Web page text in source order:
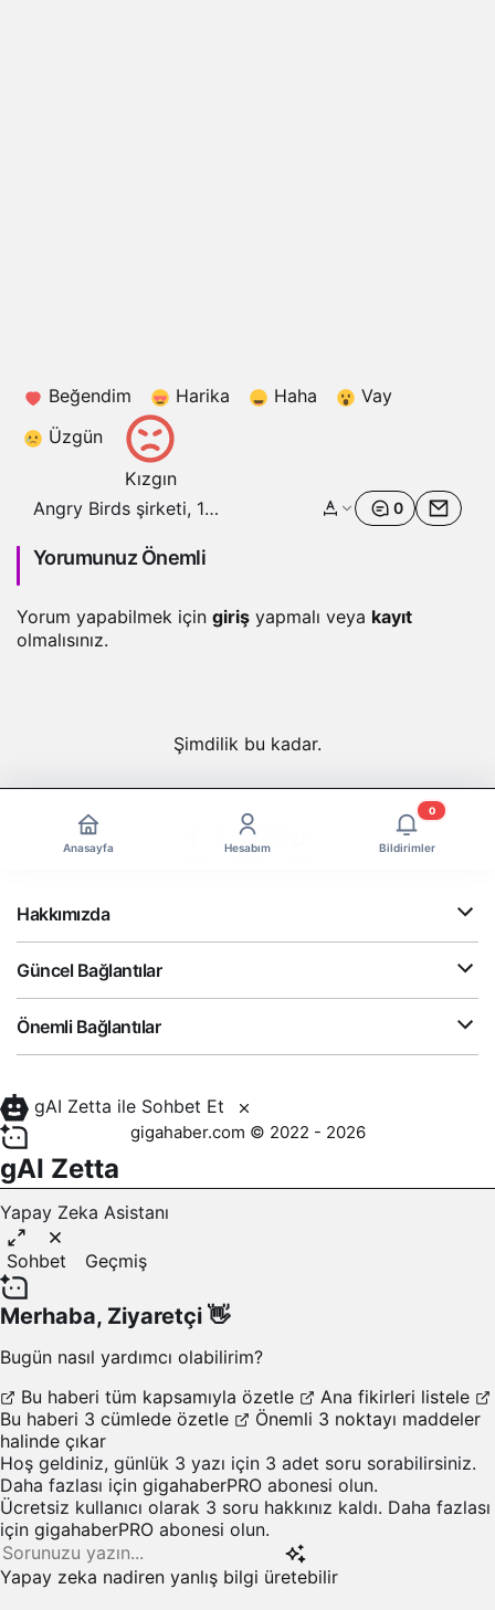
Beğendim Harika Haha
Vay
Üzgün
Kızgın
Angry Birds şirketi, 1
satılmak üzere
0
Yorumunuz Önemli
Yorum yapabilmek için giriş yapmalı veya kayıt
olmalısınız.
Şimdilik bu kadar.
Anasayfa Hesabım Bildirimler
0
Hakkımızda
Güncel Bağlantılar
Önemli Bağlantılar
gigahaber.com © 2022 - 2026
gAI Zetta ile Sohbet Et
gAI Zetta
Yapay Zeka Asistanı
Sohbet Geçmiş
Merhaba, Ziyaretçi 👋
Bugün nasıl yardımcı olabilirim?
Bu haberi tüm kapsamıyla özetle
Ana fikirleri listele
Bu haberi 3 cümlede özetle
Önemli 3 noktayı maddeler
halinde çıkar
Hoş geldiniz, günlük 3 yazı için 3 adet soru sorabilirsiniz.
Daha fazlası için gigahaberPRO abonesi olun.
Ücretsiz kullanıcı olarak 3 soru hakkınız kaldı. Daha fazlası
için gigahaberPRO abonesi olun.
Yapay zeka nadiren yanlış bilgi üretebilir